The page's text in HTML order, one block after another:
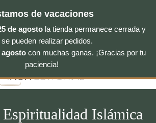
de vacaciones
de agosto la tienda permanece cerrada y
se pueden realizar pedidos.
agosto con muchas ganas. ¡Gracias por tu
paciencia!
Islámica